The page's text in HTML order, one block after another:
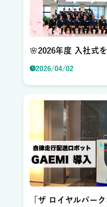
🌸2026年度 入社式
2026/04/02
「ザ ロイヤルパー